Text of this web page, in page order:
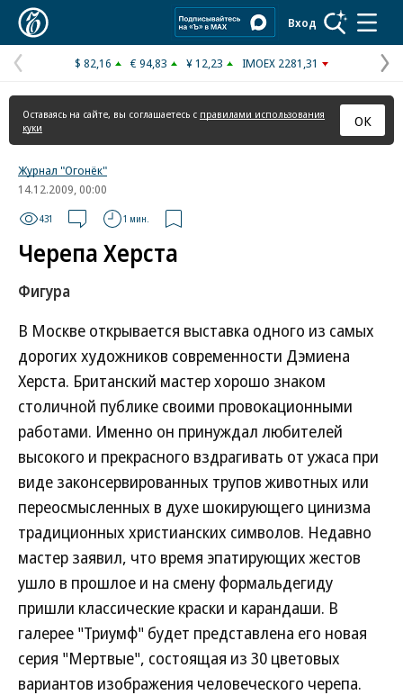
Вход
Предыдущая
страница
$ 82,16 € 94,83 ¥ 12,23 IMOEX 2281,31
Оставаясь на сайте, вы соглашаетесь с правилами использования
куки
ОК
Журнал "Огонёк"
14.12.2009, 00:00
431 1 мин.
Черепа Херста
Фигура
В Москве открывается выставка одного из самых
дорогих художников современности Дэмиена
Херста. Британский мастер хорошо знаком
столичной публике своими провокационными
работами. Именно он принуждал любителей
высокого и прекрасного вздрагивать от ужаса при
виде законсервированных трупов животных или
переосмысленных в духе шокирующего цинизма
традиционных христианских символов. Недавно
мастер заявил, что время эпатирующих жестов
ушло в прошлое и на смену формальдегиду
пришли классические краски и карандаши. В
галерее "Триумф" будет представлена его новая
серия "Мертвые", состоящая из 30 цветовых
вариантов изображения человеческого черепа.